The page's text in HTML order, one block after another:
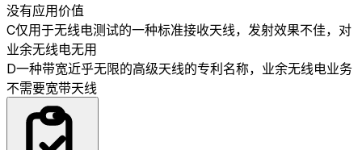
没有应用价值
C仅用于无线电测试的一种标准接收天线，发射效果不佳，对
业余无线电无用
D一种带宽近乎无限的高级天线的专利名称，业余无线电业务
不需要宽带天线